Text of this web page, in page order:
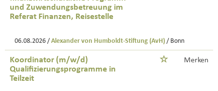
und Zuwendungsbetreuung im
Referat Finanzen, Reisestelle
06.08.2026 / Alexander von Humboldt-Stiftung (AvH) / Bonn
Koordinator (m/w/d)
Qualifizierungsprogramme in
Teilzeit
Merken